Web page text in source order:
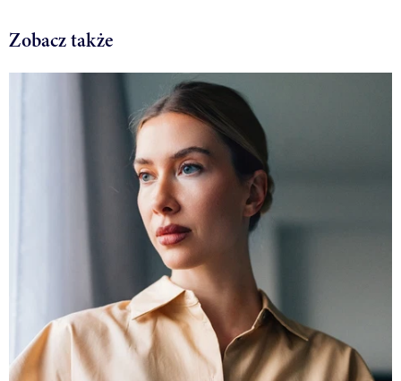
Zobacz także